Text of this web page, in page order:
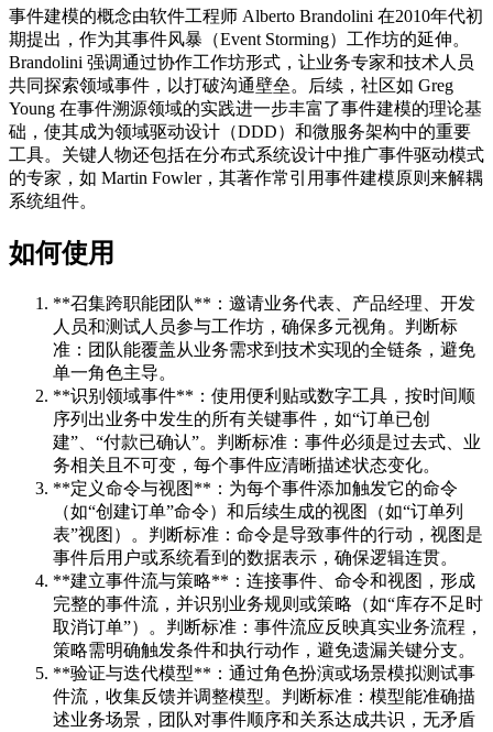
事件建模的概念由软件工程师 Alberto Brandolini 在2010年代初
期提出，作为其事件风暴（Event Storming）工作坊的延伸。
Brandolini 强调通过协作工作坊形式，让业务专家和技术人员
共同探索领域事件，以打破沟通壁垒。后续，社区如 Greg
Young 在事件溯源领域的实践进一步丰富了事件建模的理论基
础，使其成为领域驱动设计（DDD）和微服务架构中的重要
工具。关键人物还包括在分布式系统设计中推广事件驱动模式
的专家，如 Martin Fowler，其著作常引用事件建模原则来解耦
系统组件。
如何使用
**召集跨职能团队**：邀请业务代表、产品经理、开发
人员和测试人员参与工作坊，确保多元视角。判断标
准：团队能覆盖从业务需求到技术实现的全链条，避免
单一角色主导。
**识别领域事件**：使用便利贴或数字工具，按时间顺
序列出业务中发生的所有关键事件，如“订单已创
建”、“付款已确认”。判断标准：事件必须是过去式、业
务相关且不可变，每个事件应清晰描述状态变化。
**定义命令与视图**：为每个事件添加触发它的命令
（如“创建订单”命令）和后续生成的视图（如“订单列
表”视图）。判断标准：命令是导致事件的行动，视图是
事件后用户或系统看到的数据表示，确保逻辑连贯。
**建立事件流与策略**：连接事件、命令和视图，形成
完整的事件流，并识别业务规则或策略（如“库存不足时
取消订单”）。判断标准：事件流应反映真实业务流程，
策略需明确触发条件和执行动作，避免遗漏关键分支。
**验证与迭代模型**：通过角色扮演或场景模拟测试事
件流，收集反馈并调整模型。判断标准：模型能准确描
述业务场景，团队对事件顺序和关系达成共识，无矛盾